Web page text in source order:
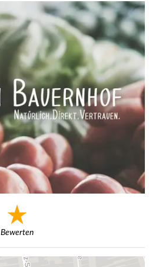
Bewerten